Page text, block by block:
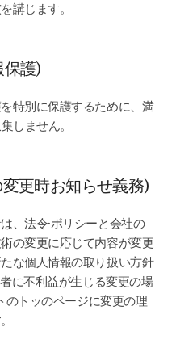
講じます。
護)
特別に保護するために、満
しません。
更時お知らせ義務)
、法令•ポリシーと会社の
の変更に応じて内容が変更
な個人情報の取り扱い方針
に不利益が生じる変更の場
のトッのページに変更の理